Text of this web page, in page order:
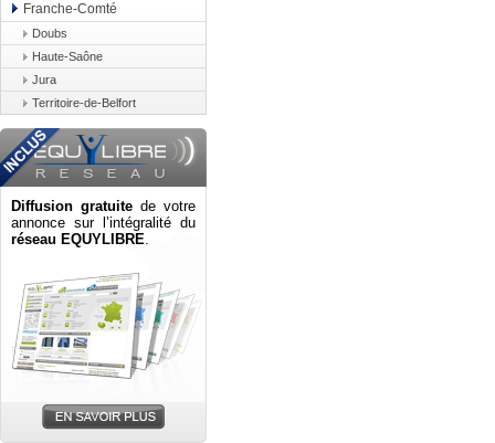
Franche-Comté
Doubs
Haute-Saône
Jura
Territoire-de-Belfort
Diffusion gratuite de votre
annonce sur l’intégralité du
réseau EQUYLIBRE.